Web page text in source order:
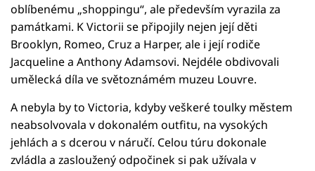
oblíbenému „shoppingu“, ale především vyrazila za
památkami. K Victorii se připojily nejen její děti
Brooklyn, Romeo, Cruz a Harper, ale i její rodiče
Jacqueline a Anthony Adamsovi. Nejdéle obdivovali
umělecká díla ve světoznámém muzeu Louvre.
A nebyla by to Victoria, kdyby veškeré toulky městem
neabsolvovala v dokonalém outfitu, na vysokých
jehlách a s dcerou v náručí. Celou túru dokonale
zvládla a zasloužený odpočinek si pak užívala v